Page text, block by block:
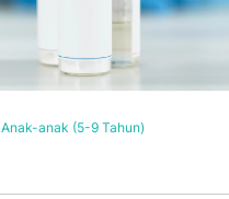
Anak-anak (5-9 Tahun)